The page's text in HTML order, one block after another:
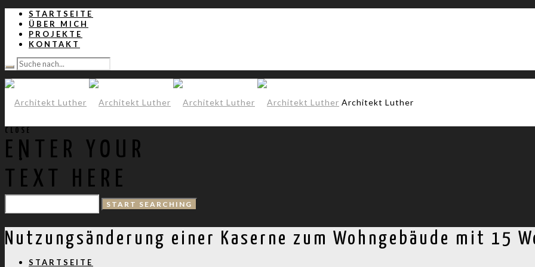
STARTSEITE
ÜBER MICH
PROJEKTE
KONTAKT
Architekt Luther
STARTSEITE
CLOSE
ENTER YOUR
TEXT HERE
Nutzungsänderung einer Kaserne zum Wohngebäude mit 15